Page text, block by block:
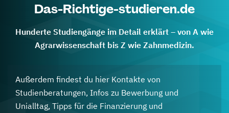
Das-Richtige-studieren.de
Hunderte Studiengänge im Detail erklärt – von A wie
Agrarwissenschaft bis Z wie Zahnmedizin.
Außerdem findest du hier Kontakte von
Studienberatungen, Infos zu Bewerbung und
Unialltag, Tipps für die Finanzierung und